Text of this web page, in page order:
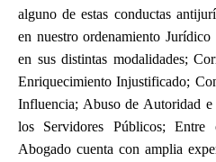
alguno de estas conductas
en nuestro ordenamiento
en sus distintas modalidades;
Enriquecimiento Injustificado;
Influencia; Abuso de Autoridad
los Servidores Públicos; Entre
Abogado cuenta con amplia